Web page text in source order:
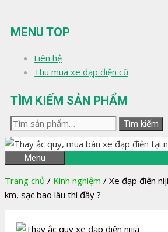
đến
nội
MENU TOP
Liên hệ
Thu mua xe đạp điện cũ
TÌM KIẾM SẢN PHẨM
Tìm
kiếm:
Tìm kiếm
Menu
Trang chủ / Kinh nghiệm / Xe đạp điện
km, sạc bao lâu thì đầy ?